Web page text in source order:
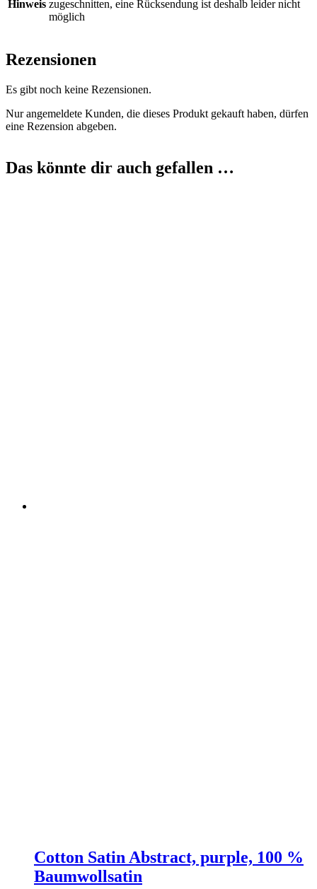
Hinweis zugeschnitten, eine Rücksendung ist deshalb leider nicht
möglich
Rezensionen
Es gibt noch keine Rezensionen.
Nur angemeldete Kunden, die dieses Produkt gekauft haben, dürfen
eine Rezension abgeben.
Das könnte dir auch gefallen …
Cotton Satin Abstract, purple, 100 %
Baumwollsatin